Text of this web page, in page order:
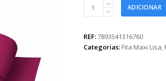
32mmx100m
Ameixa
ADICIONAR
REF:7893541316760
Categorias: Fita Maxi Lisa,